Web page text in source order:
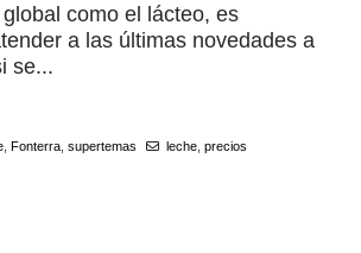
como el lácteo, es
a las últimas novedades a
se...
, Fonterra, supertemas leche, precios